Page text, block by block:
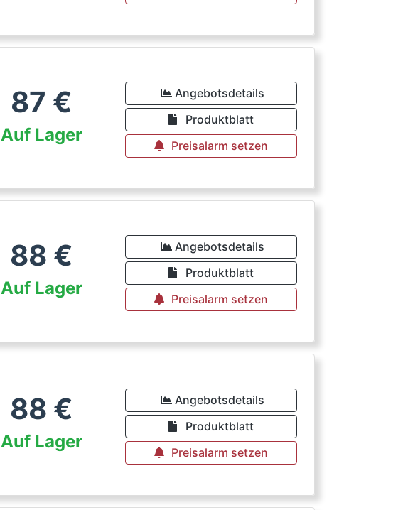
87 €
Auf Lager
Angebotsdetails
Produktblatt
Preisalarm setzen
88 €
Auf Lager
Angebotsdetails
Produktblatt
Preisalarm setzen
88 €
Auf Lager
Angebotsdetails
Produktblatt
Preisalarm setzen